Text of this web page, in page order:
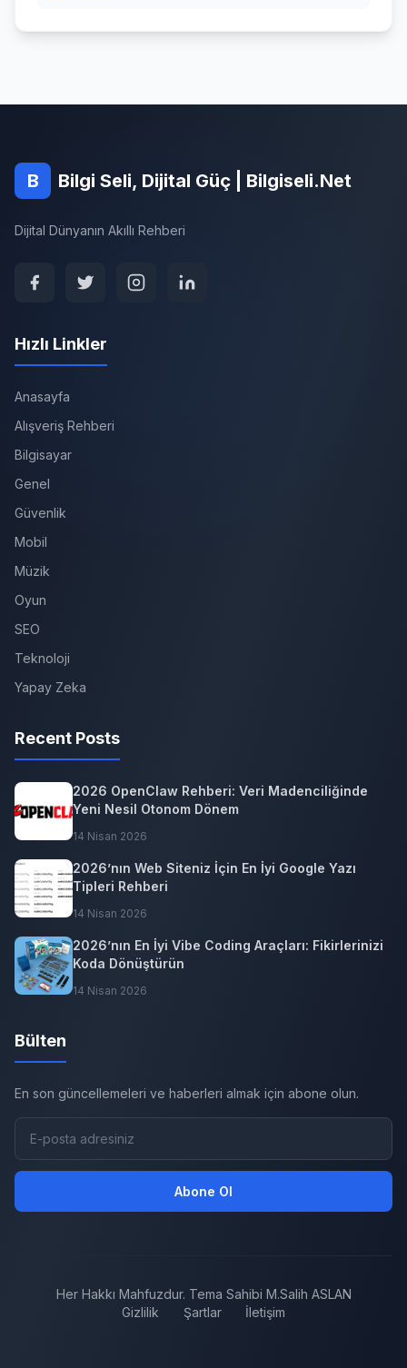
B Bilgi Seli, Dijital Güç | Bilgiseli.Net
Dijital Dünyanın Akıllı Rehberi
Hızlı Linkler
Anasayfa
Alışveriş Rehberi
Bilgisayar
Genel
Güvenlik
Mobil
Müzik
Oyun
SEO
Teknoloji
Yapay Zeka
Recent Posts
2026 OpenClaw Rehberi: Veri Madenciliğinde
Yeni Nesil Otonom Dönem
14 Nisan 2026
2026’nın Web Siteniz İçin En İyi Google Yazı
Tipleri Rehberi
14 Nisan 2026
2026’nın En İyi Vibe Coding Araçları: Fikirlerinizi
Koda Dönüştürün
14 Nisan 2026
Bülten
En son güncellemeleri ve haberleri almak için abone olun.
Abone Ol
Her Hakkı Mahfuzdur. Tema Sahibi M.Salih ASLAN
Gizlilik
Şartlar İletişim